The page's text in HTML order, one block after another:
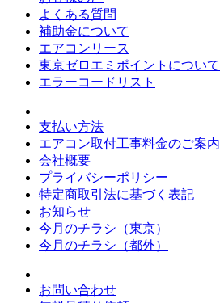
よくある質問
補助金について
エアコンリース
東京ゼロエミポイントについて
エラーコードリスト
支払い方法
エアコン取付工事料金のご案内
会社概要
プライバシーポリシー
特定商取引法に基づく表記
お知らせ
今月のチラシ（東京）
今月のチラシ（都外）
お問い合わせ